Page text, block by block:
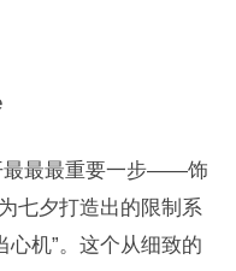
最最最重要一步——饰
七夕打造出的限制系
心机”。这个从细致的